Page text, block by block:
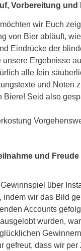
Vorbereitung und
wir Euch
von Bier abläuft,
Eindrücke der
unsere Ergebnisse
alle fein
und Noten
Biere! Seid also
und Freude
über
indem wir das Bild
Accounts
wurden,
gefreut, dass wir